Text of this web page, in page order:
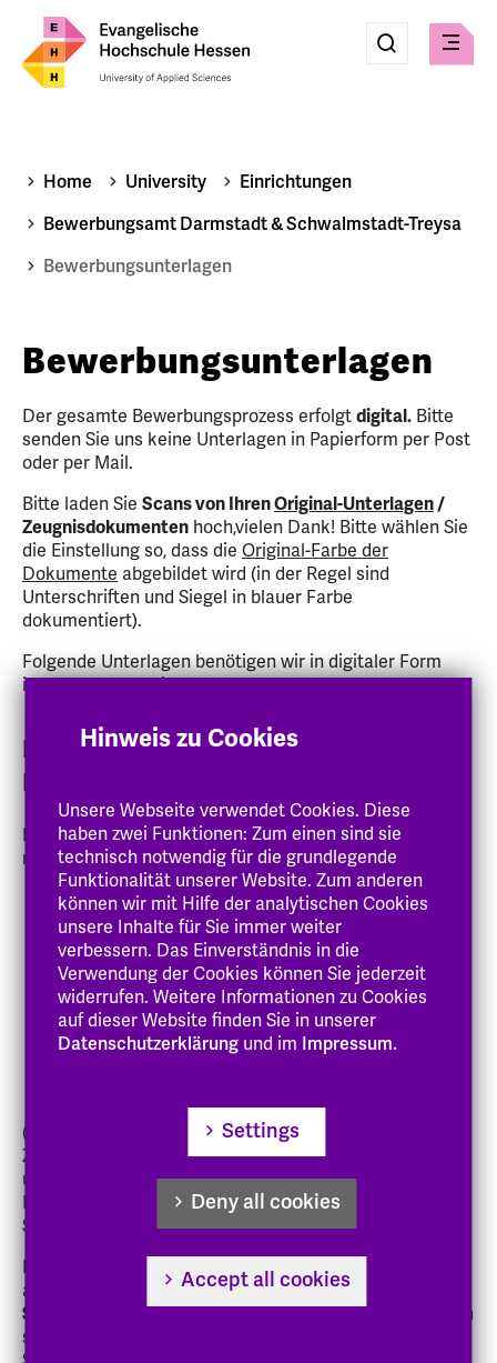
Suche
absenden
Home University
Einrichtungen
Bewerbungsamt Darmstadt & Schwalmstadt-Treysa
Bewerbungsunterlagen
Bewerbungsunterlagen
Der gesamte Bewerbungsprozess erfolgt digital. Bitte
senden Sie uns keine Unterlagen in Papierform per Post
oder per Mail.
Bitte laden Sie Scans von IhrenOriginal-Unterlagen/
Zeugnisdokumenten hoch,vielen Dank! Bitte wählen Sie
die Einstellung so, dass die Original-Farbe der
Dokumente abgebildet wird (in der Regel sind
Unterschriften und Siegel in blauer Farbe
dokumentiert).
Folgende Unterlagen benötigen wir in digitaler Form
innerhalb der Onlinebewerbung:
Bewerbungen für
Bachelorstudiengänge:
Folgende Unterlagen sind für eine Bewerbung
notwendig:
Lebenslaufund
Hochschulzugangsberechtigung:Scan vom
Originalzeugnis: Abschlusszeugnis mit Notenlisten
oder aktuelles Zwischenzeugnis, falls das
Abschlusszeugnis noch nicht ausgestellt wurde.
Sollte im Zwischenzeugnis keine Note ausgewiesen
sein, geben Sie diese bitte an, wir prüfen sie im
(Bitte laden Sie alle Seiten des Zeugnisses / der
Zeugnisunterlagen oder des Zwischenzeugnisses hoch
und achten Sie darauf, dass alle Informationen wie
Name der Schule / Einrichtung, Unterschrift, Datum und
Siegel auf dem Dokument sichtbar sind.)
Falls ein Abschlusszeugnis keine Gütigkeit für Hessen
aufweist, ist eine
Gleichstellung durch das Staatliche
Schulamt Darmstadtnotwendig. Sollte dies erforderlich
sein, laden Sie das Schreiben des Staatlichen
Hinweis zu Cookies
Unsere Webseite verwendet Cookies. Diese
haben zwei Funktionen: Zum einen sind sie
technisch notwendig für die grundlegende
Funktionalität unserer Website. Zum anderen
können wir mit Hilfe der analytischen Cookies
unsere Inhalte für Sie immer weiter
verbessern. Das Einverständnis in die
Verwendung der Cookies können Sie jederzeit
widerrufen. Weitere Informationen zu Cookies
auf dieser Website finden Sie in unserer
Datenschutzerklärung und im Impressum.
Settings
Deny all cookies
Accept all cookies